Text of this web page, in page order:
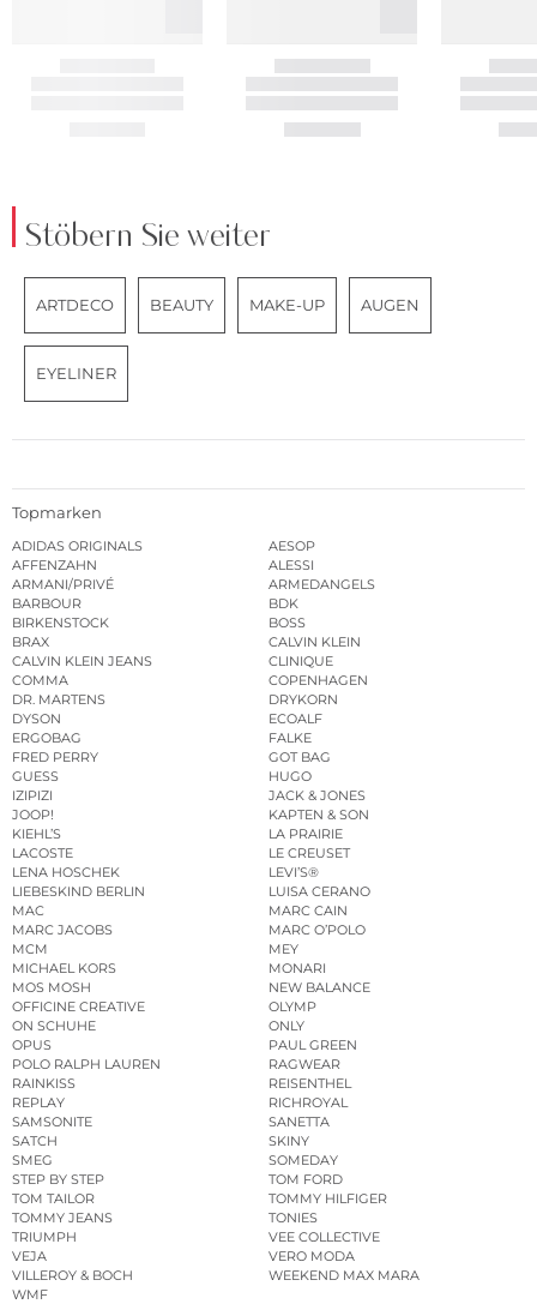
Stöbern Sie weiter
ARTDECO BEAUTY MAKE-UP AUGEN
EYELINER
Topmarken
ADIDAS ORIGINALS
AESOP
AFFENZAHN
ALESSI
ARMANI/PRIVÉ
ARMEDANGELS
BARBOUR
BDK
BIRKENSTOCK
BOSS
BRAX
CALVIN KLEIN
CALVIN KLEIN JEANS
CLINIQUE
COMMA
COPENHAGEN
DR. MARTENS
DRYKORN
DYSON
ECOALF
ERGOBAG
FALKE
FRED PERRY
GOT BAG
GUESS
HUGO
IZIPIZI
JACK & JONES
JOOP!
KAPTEN & SON
KIEHL’S
LA PRAIRIE
LACOSTE
LE CREUSET
LENA HOSCHEK
LEVI’S®
LIEBESKIND BERLIN
LUISA CERANO
MAC
MARC CAIN
MARC JACOBS
MARC O’POLO
MCM
MEY
MICHAEL KORS
MONARI
MOS MOSH
NEW BALANCE
OFFICINE CREATIVE
OLYMP
ON SCHUHE
ONLY
OPUS
PAUL GREEN
POLO RALPH LAUREN
RAGWEAR
RAINKISS
REISENTHEL
REPLAY
RICHROYAL
SAMSONITE
SANETTA
SATCH
SKINY
SMEG
SOMEDAY
STEP BY STEP
TOM FORD
TOM TAILOR
TOMMY HILFIGER
TOMMY JEANS
TONIES
TRIUMPH
VEE COLLECTIVE
VEJA
VERO MODA
VILLEROY & BOCH
WEEKEND MAX MARA
WMF